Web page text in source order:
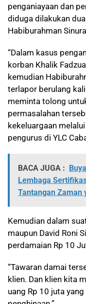
penganiayaan dan
diduga dilakukan
Habiburahman
“Dalam kasus
korban Khalik
kemudian
terlapor berulang
meminta tolong
permasalahan
kekeluargaan
pengurus di YLC
BACA JUGA :
Lembaga
Tantangan Zaman
Kemudian dalam
maupun David Roni
perdamaian Rp 10
“Tawaran damai
klien. Dan klien kita
uang Rp 10 juta